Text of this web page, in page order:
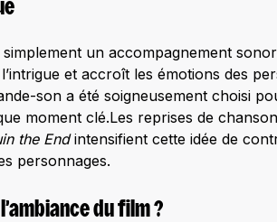
simplement un accompagnement
et accroît les émotions des
son a été soigneusement choisi
moment clé.Les reprises de
in the Endintensifient cette idée de
personnages.
du film ?